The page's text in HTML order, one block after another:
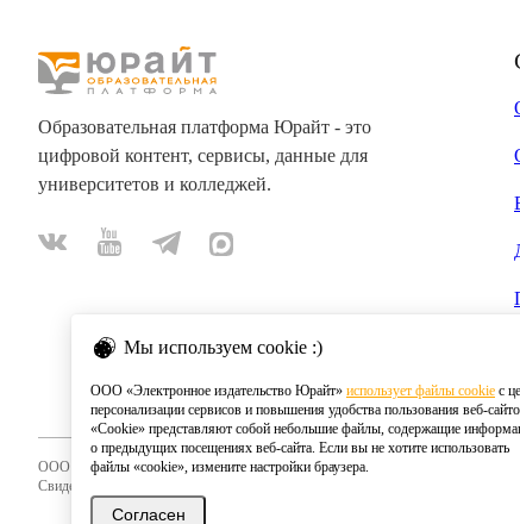
Мы используем cookie :)
ООО «Электронное издательство Юрайт» использует файлы cookie с
персонализации сервисов и повышения удобства пользования веб-
«Cookie» представляют собой небольшие файлы, содержащие
о предыдущих посещениях веб-сайта. Если вы не хотите использовать
файлы «cookie», измените настройки браузера.
Согласен
Образовательная платформа Юрайт - это
цифровой контент, сервисы, данные для
университетов и колледжей.
ООО «Электронное издательство Юрайт»
Свидетельство о регистрации СМИ 2020